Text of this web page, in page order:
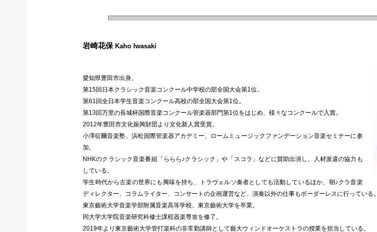
岩崎花保Kaho Iwasaki
愛知県豊田市出身。
第15回日本クラシック音楽コンクール中学校の部全国大会第1位。
第61回全日本学生音楽コンクール高校の部全国大会第1位。
第13回万里の長城杯国際音楽コンクール管楽器部門第1位をはじめ、様々なコンクールで入賞。
2012年豊田市文化振興財団より文化新人賞受賞。
小澤征爾音楽塾、浜松国際管楽器アカデミー、ロームミュージックファンデーション音楽セミナーに参
加。
NHKのクラシック音楽番組「ららら♪クラシック」や「スコラ」などに賛助出演し、人材派遣の協力も
している。
学生時代から古楽の世界にも興味を持ち、トラヴェルソ奏者としても活動しているほか、朝♪クラ音楽
ディレクター、コラムライター、コンサートの企画運営など、演奏以外の仕事もボーダーレスに行っている。
東京藝術大学音楽学部附属音楽高等学校、東京藝術大学を卒業。
同大学大学院音楽研究科修士課程器楽専攻を修了。
2019年より東京藝術大学管打楽科の非常勤講師として藝大ウィンドオーケストラの授業を担当している。